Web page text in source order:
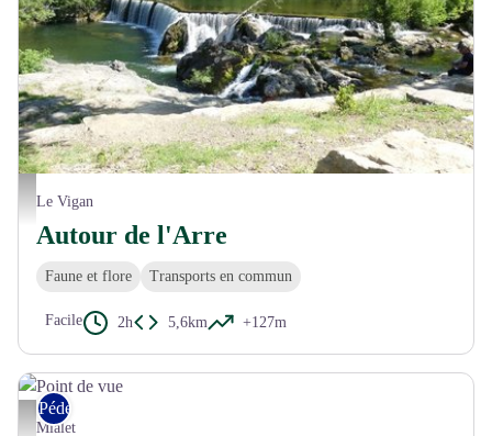
L'Arre - N Thomas
Le Vigan
Autour de l'Arre
Faune et flore Transports en commun
Facile 2h 5,6km +127m
Point de vue - N Thomas
Pédestre
Mialet